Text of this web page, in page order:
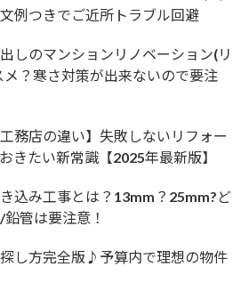
例つきでご近所トラブル回避
しのマンションリノベーション(リ
メ？寒さ対策が出来ないので要注
務店の違い】失敗しないリフォー
きたい新常識【2025年最新版】
込み工事とは？13mm？25mm?ど
管は要注意！
し方完全版♪予算内で理想の物件